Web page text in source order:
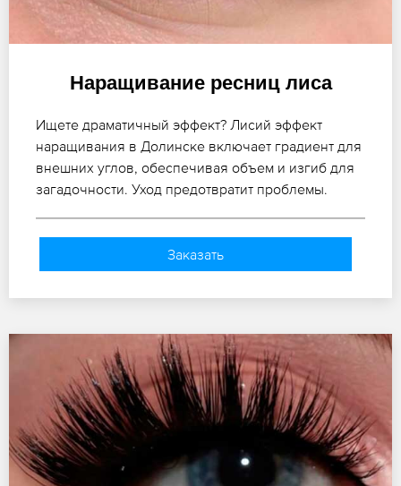
Наращивание ресниц лиса
Ищете драматичный эффект? Лисий эффект
наращивания в Долинске включает градиент для
внешних углов, обеспечивая объем и изгиб для
загадочности. Уход предотвратит проблемы.
Заказать